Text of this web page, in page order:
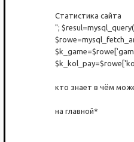
Статистика сайта
";
кто знает в чём
на главной*